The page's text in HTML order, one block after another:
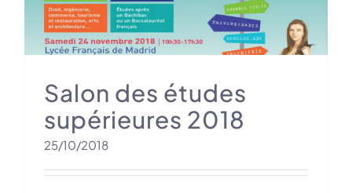
Salon des études
supérieures 2018
25/10/2018